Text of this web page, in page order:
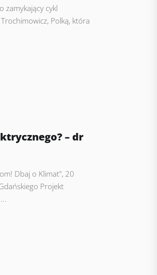
zamykający cykl
Polką, która
– dr
Dbaj o Klimat", 20
Projekt